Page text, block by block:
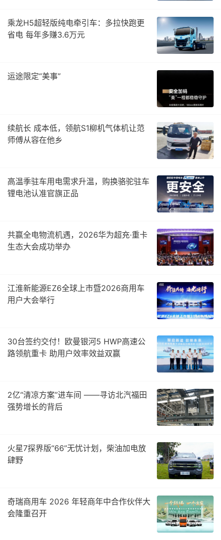
乘龙H5超轻版纯电牵引车：多拉快跑更
省电 每年多赚3.6万元
运途限定“美事”
续航长 成本低，领航S1柳机气体机让范
师傅从容在他乡
高温季驻车用电需求升温，购换骆驼驻车
锂电池认准官旗正品
共赢全电物流机遇，2026华为超充·重卡
生态大会成功举办
江淮新能源EZ6全球上市暨2026商用车
用户大会举行
30台签约交付！欧曼银河5 HWP高速公
路领航重卡 助用户效率效益双赢
2亿“清凉方案”进车间 ——寻访北汽福田
强势增长的背后
火星7探界版“66”无忧计划，柴油加电放
肆野
奇瑞商用车 2026 年轻商年中合作伙伴大
会隆重召开